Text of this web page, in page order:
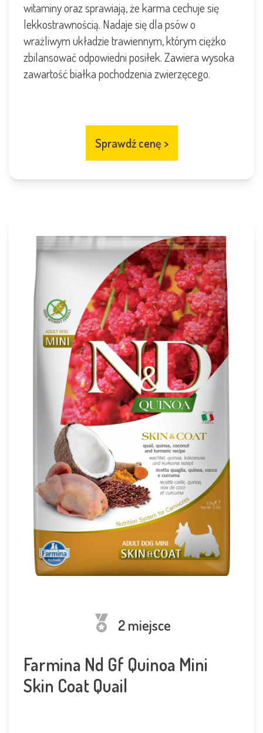
witaminy oraz sprawiają, że karma cechuje się
lekkostrawnością. Nadaje się dla psów o
wrażliwym układzie trawiennym, którym ciężko
zbilansować odpowiedni posiłek. Zawiera wysoka
zawartość białka pochodzenia zwierzęcego.
Sprawdź cenę >
2 miejsce
Farmina Nd Gf Quinoa Mini
Skin Coat Quail